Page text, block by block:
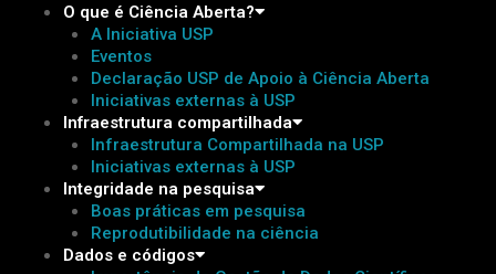
O que é Ciência Aberta?
A Iniciativa USP
Eventos
Declaração USP de Apoio à Ciência Aberta
Iniciativas externas à USP
Infraestrutura compartilhada
Infraestrutura Compartilhada na USP​
Iniciativas externas à USP
Integridade na pesquisa
Boas práticas em pesquisa
Reprodutibilidade na ciência
Dados e códigos